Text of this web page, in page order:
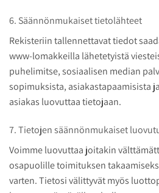
6. Säännönmukaiset tietolähteet
Rekisteriin tallennettavat tiedot
www-lomakkeilla lähetetyistä
puhelimitse, sosiaalisen median
sopimuksista, asiakastapaamisista
asiakas luovuttaa tietojaan.
7. Tietojen säännönmukaiset
Voimme luovuttaa joitakin
osapuolille toimituksen
varten. Tietosi välittyvät myös